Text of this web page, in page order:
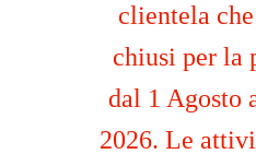
clientela
chiusi per la
dal 1 Agosto
2026. Le